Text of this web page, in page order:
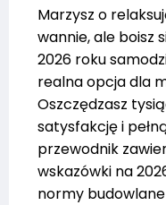
Marzysz o
wannie, ale boisz
2026 roku
realna opcja dla
Oszczędzasz
satysfakcję i
przewodnik
wskazówki na
normy